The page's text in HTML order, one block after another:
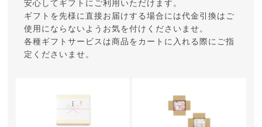
安心してギフトにご利用いただけます。
ギフトを先様に直接お届けする場合には代金引換はご
使用にならないようお気を付けくださいませ。
各種ギフトサービスは商品をカートに入れる際にご指
定くださいませ。